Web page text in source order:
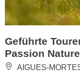
Geführte
Passion
AIGUES-